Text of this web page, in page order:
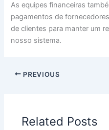
As equipes financeiras
pagamentos de
de clientes para manter um
nosso sistema.
PREVIOUS
Related Posts